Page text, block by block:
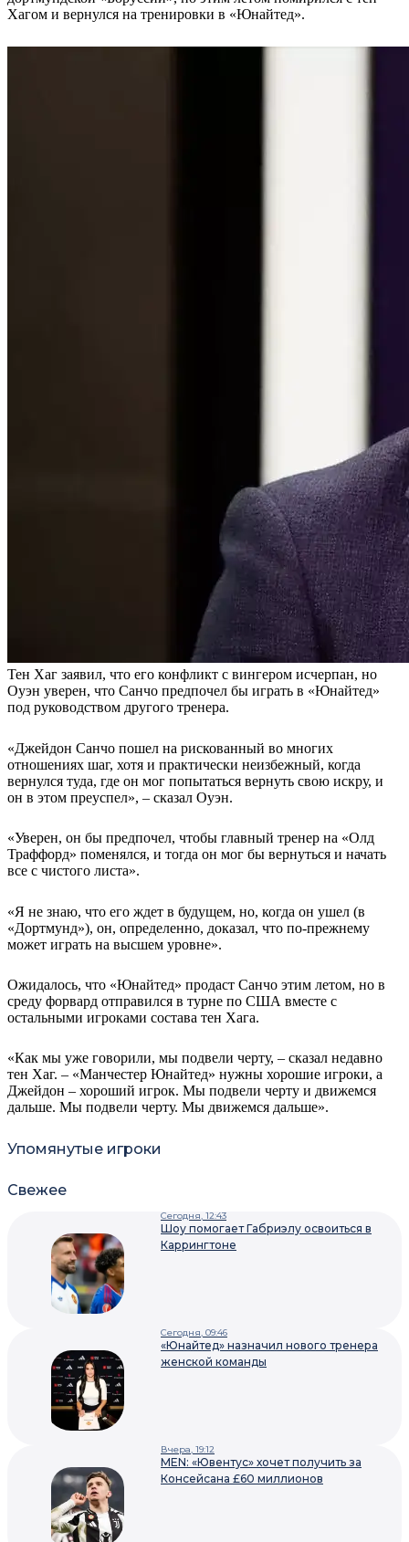
Хагом и вернулся на тренировки в «Юнайтед».
Тен Хаг заявил, что его конфликт с вингером исчерпан, но
Оуэн уверен, что Санчо предпочел бы играть в «Юнайтед»
под руководством другого тренера.
«Джейдон Санчо пошел на рискованный во многих
отношениях шаг, хотя и практически неизбежный, когда
вернулся туда, где он мог попытаться вернуть свою искру, и
он в этом преуспел», – сказал Оуэн.
«Уверен, он бы предпочел, чтобы главный тренер на «Олд
Траффорд» поменялся, и тогда он мог бы вернуться и начать
все с чистого листа».
«Я не знаю, что его ждет в будущем, но, когда он ушел (в
«Дортмунд»), он, определенно, доказал, что по-прежнему
может играть на высшем уровне».
Ожидалось, что «Юнайтед» продаст Санчо этим летом, но в
среду форвард отправился в турне по США вместе с
остальными игроками состава тен Хага.
«Как мы уже говорили, мы подвели черту, – сказал недавно
тен Хаг. – «Манчестер Юнайтед» нужны хорошие игроки, а
Джейдон – хороший игрок. Мы подвели черту и движемся
дальше. Мы подвели черту. Мы движемся дальше».
Упомянутые игроки
Свежее
Сегодня, 12:43
Шоу помогает Габриэлу освоиться в
Каррингтоне
Сегодня, 09:46
«Юнайтед» назначил нового тренера
женской команды
Вчера, 19:12
MEN: «Ювентус» хочет получить за
Консейсана £60 миллионов